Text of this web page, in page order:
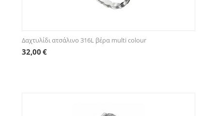
Δαχτυλίδι ατσάλινο 316L βέρα multi colour
32,00 €